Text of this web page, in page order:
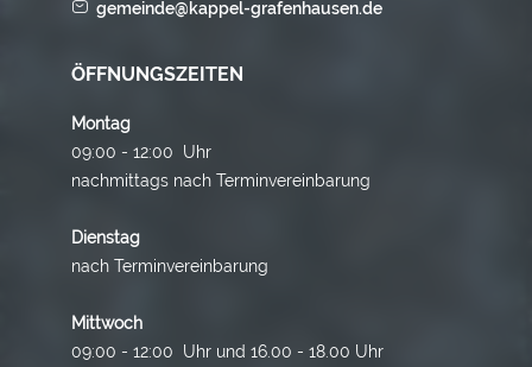
gemeinde@kappel-grafenhausen.de
ÖFFNUNGSZEITEN
Montag
09:00 - 12:00 Uhr
nachmittags nach Terminvereinbarung
Dienstag
nach Terminvereinbarung
Mittwoch
09:00 - 12:00 Uhr und 16.00 - 18.00 Uhr